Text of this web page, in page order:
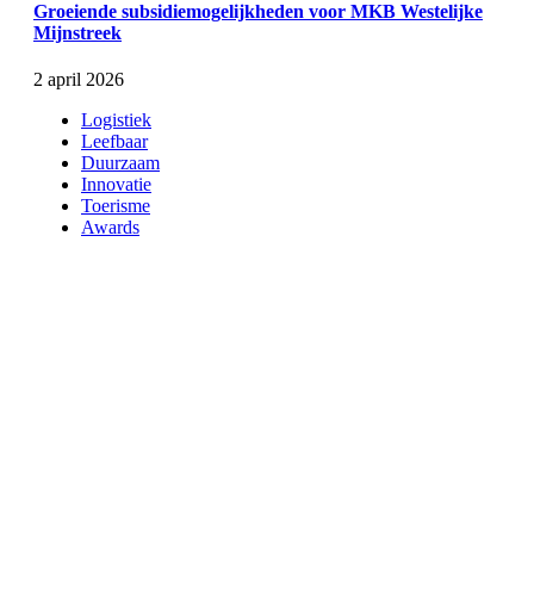
Groeiende subsidiemogelijkheden voor MKB Westelijke
Mijnstreek
2 april 2026
Logistiek
Leefbaar
Duurzaam
Innovatie
Toerisme
Awards